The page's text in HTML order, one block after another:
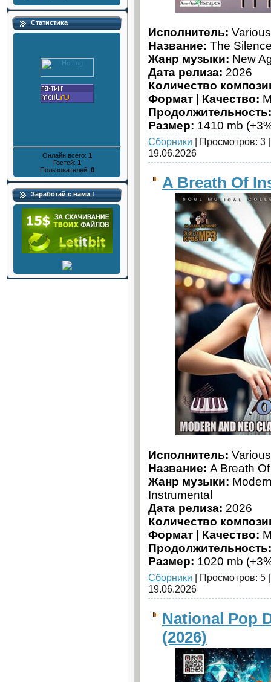
Статистика
Онлайн всего: 1
Гостей: 1
Пользователей: 0
Заработай с нами !
Исполнитель:
Название: The
Жанр музыки: New
Дата релиза: 2026
Количество
Формат | Качество:
Продолжительность:
Размер: 1410 mb
Сборники | Просмотров:
19.06.2026
A Breath Of
Исполнитель:
Название: A Breath
Жанр музыки:
Instrumental
Дата релиза: 2026
Количество
Формат | Качество:
Продолжительность:
Размер: 1020 mb
Сборники | Просмотров:
19.06.2026
National Pop
(2026)